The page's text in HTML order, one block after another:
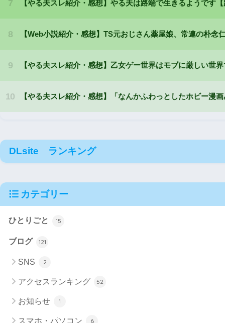
DLsite ランキング
カテゴリー
ひとりごと 15
ブログ 121
SNS 2
アクセスランキング 52
お知らせ 1
スマホ・パソコン 6